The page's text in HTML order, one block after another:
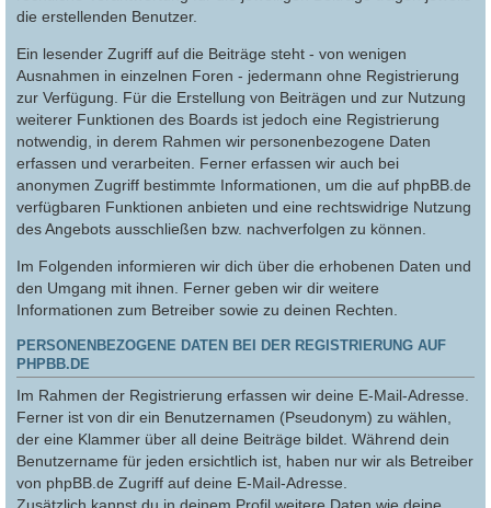
die erstellenden Benutzer.
Ein lesender Zugriff auf die Beiträge steht - von wenigen
Ausnahmen in einzelnen Foren - jedermann ohne Registrierung
zur Verfügung. Für die Erstellung von Beiträgen und zur Nutzung
weiterer Funktionen des Boards ist jedoch eine Registrierung
notwendig, in derem Rahmen wir personenbezogene Daten
erfassen und verarbeiten. Ferner erfassen wir auch bei
anonymen Zugriff bestimmte Informationen, um die auf phpBB.de
verfügbaren Funktionen anbieten und eine rechtswidrige Nutzung
des Angebots ausschließen bzw. nachverfolgen zu können.
Im Folgenden informieren wir dich über die erhobenen Daten und
den Umgang mit ihnen. Ferner geben wir dir weitere
Informationen zum Betreiber sowie zu deinen Rechten.
PERSONENBEZOGENE DATEN BEI DER REGISTRIERUNG AUF
PHPBB.DE
Im Rahmen der Registrierung erfassen wir deine E-Mail-Adresse.
Ferner ist von dir ein Benutzernamen (Pseudonym) zu wählen,
der eine Klammer über all deine Beiträge bildet. Während dein
Benutzername für jeden ersichtlich ist, haben nur wir als Betreiber
von phpBB.de Zugriff auf deine E-Mail-Adresse.